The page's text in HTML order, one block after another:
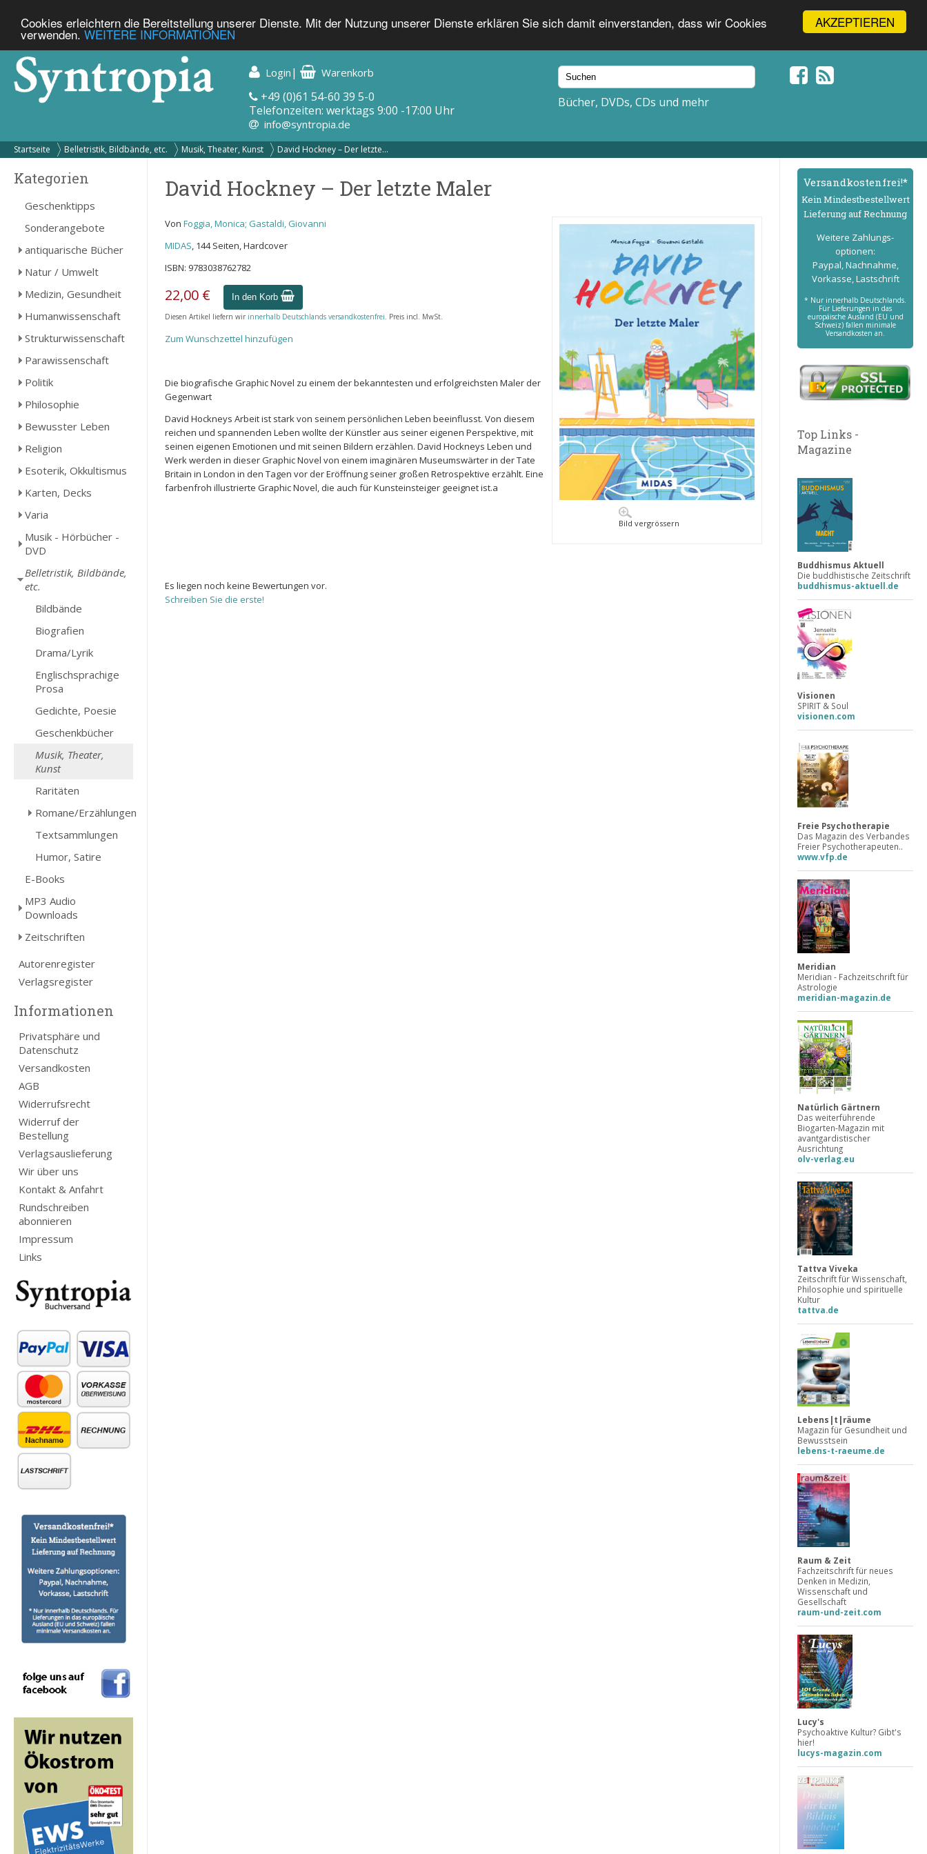
AKZEPTIEREN
Cookies erleichtern die Bereitstellung unserer Dienste. Mit der Nutzung unserer Dienste erklären Sie sich damit einverstanden, dass wir Cookies
verwenden. WEITERE INFORMATIONEN
Login | Warenkorb
+49 (0)61 54-60 39 5-0
Telefonzeiten: werktags 9:00 -17:00 Uhr
info@syntropia.de
Bücher, DVDs, CDs und mehr
Startseite Belletristik, Bildbände, etc. Musik, Theater, Kunst David Hockney – Der letzte...
Kategorien
Geschenktipps
Sonderangebote
antiquarische Bücher
Natur / Umwelt
Medizin, Gesundheit
Humanwissenschaft
Strukturwissenschaft
Parawissenschaft
Politik
Philosophie
Bewusster Leben
Religion
Esoterik, Okkultismus
Karten, Decks
Varia
Musik - Hörbücher -
DVD
Belletristik, Bildbände,
etc.
Bildbände
Biografien
Drama/Lyrik
Englischsprachige
Prosa
Gedichte, Poesie
Geschenkbücher
Musik, Theater,
Kunst
Raritäten
Romane/Erzählungen
Textsammlungen
Humor, Satire
E-Books
MP3 Audio
Downloads
Zeitschriften
Autorenregister
Verlagsregister
Informationen
Privatsphäre und
Datenschutz
Versandkosten
AGB
Widerrufsrecht
Widerruf der
Bestellung
Verlagsauslieferung
Wir über uns
Kontakt & Anfahrt
Rundschreiben
abonnieren
Impressum
Links
David Hockney – Der letzte Maler
Bild vergrössern
Von Foggia, Monica; Gastaldi, Giovanni
MIDAS, 144 Seiten, Hardcover
ISBN: 9783038762782
22,00 € In den Korb
Diesen Artikel liefern wir innerhalb Deutschlands versandkostenfrei. Preis incl. MwSt.
Zum Wunschzettel hinzufügen
Die biografische Graphic Novel zu einem der bekanntesten und erfolgreichsten Maler der
Gegenwart
David Hockneys Arbeit ist stark von seinem persönlichen Leben beeinflusst. Von diesem
reichen und spannenden Leben wollte der Künstler aus seiner eigenen Perspektive, mit
seinen eigenen Emotionen und mit seinen Bildern erzählen. David Hockneys Leben und
Werk werden in dieser Graphic Novel von einem imaginären Museumswärter in der Tate
Britain in London in den Tagen vor der Eröffnung seiner großen Retro­spektive erzählt. Eine
farbenfroh illustrierte Graphic Novel, die auch für Kunsteinsteiger geeignet ist.a
Es liegen noch keine Bewertungen vor.
Schreiben Sie die erste!
Versand­kostenfrei!*
Kein Mindest­bestell­wert
Lieferung auf Rechnung
Weitere Zahlungs­
optionen:
Paypal, Nachnahme,
Vorkasse, Lastschrift
* Nur innerhalb Deutschlands.
Für Lieferungen in das
europäische Ausland (EU und
Schweiz) fallen minimale
Versandkosten an.
Top Links -
Magazine
Buddhismus Aktuell
Die buddhistische Zeitschrift
buddhismus-aktuell.de
Visionen
SPIRIT & Soul
visionen.com
Freie Psychotherapie
Das Magazin des Verbandes
Freier Psychotherapeuten..
www.vfp.de
Meridian
Meridian - Fachzeitschrift für
Astrologie
meridian-magazin.de
Natürlich Gärtnern
Das weiterführende
Biogarten-Magazin mit
avantgardistischer
Ausrichtung
olv-verlag.eu
Tattva Viveka
Zeitschrift für Wissenschaft,
Philosophie und spirituelle
Kultur
tattva.de
Lebens|t|räume
Magazin für Gesundheit und
Bewusstsein
lebens-t-raeume.de
Raum & Zeit
Fachzeitschrift für neues
Denken in Medizin,
Wissenschaft und
Gesellschaft
raum-und-zeit.com
Lucy's
Psychoaktive Kultur? Gibt's
hier!
lucys-magazin.com